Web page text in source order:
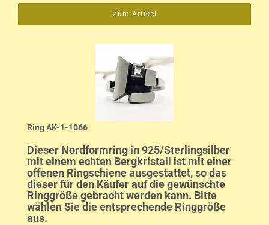
Zum Artikel
Ring AK-1-1066
Dieser Nordformring in 925/Sterlingsilber
mit einem echten Bergkristall ist mit einer
offenen Ringschiene ausgestattet, so das
dieser für den Käufer auf die gewünschte
Ringgröße gebracht werden kann. Bitte
wählen Sie die entsprechende Ringgröße
aus.